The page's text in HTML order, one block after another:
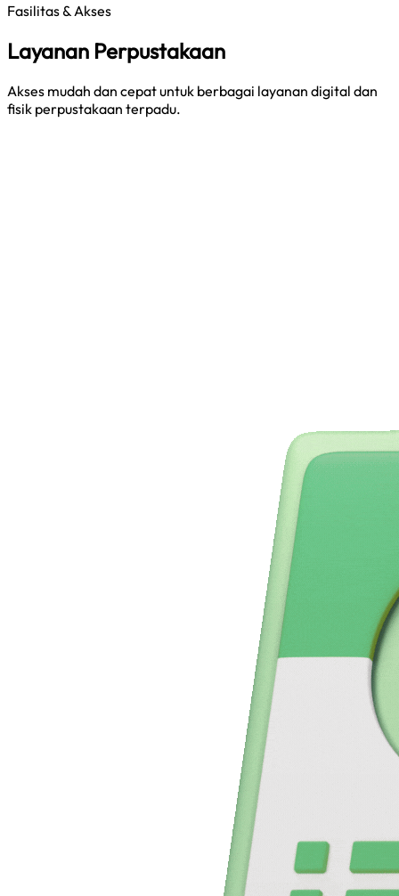
Fasilitas & Akses
Layanan Perpustakaan
Akses mudah dan cepat untuk berbagai layanan digital dan
fisik perpustakaan terpadu.